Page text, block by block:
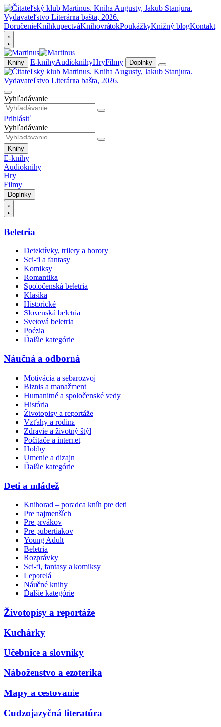
DoručenieKníhkupectváKnihovrátokPoukážkyKnižný blogKontakt
Knihy E-knihyAudioknihyHryFilmy Doplnky
Vyhľadávanie
Prihlásiť
Vyhľadávanie
Knihy
E-knihy
Audioknihy
Hry
Filmy
Doplnky
Beletria
Detektívky, trilery a horory
Sci-fi a fantasy
Komiksy
Romantika
Spoločenská beletria
Klasika
Historické
Slovenská beletria
Svetová beletria
Poézia
Ďalšie kategórie
Náučná a odborná
Motivácia a sebarozvoj
Biznis a manažment
Humanitné a spoločenské vedy
História
Životopisy a reportáže
Vzťahy a rodina
Zdravie a životný štýl
Počítače a internet
Hobby
Umenie a dizajn
Ďalšie kategórie
Deti a mládež
Knihorad – poradca kníh pre deti
Pre najmenších
Pre prvákov
Pre pubertiakov
Young Adult
Beletria
Rozprávky
Sci-fi, fantasy a komiksy
Leporelá
Náučné knihy
Ďalšie kategórie
Životopisy a reportáže
Kuchárky
Učebnice a slovníky
Náboženstvo a ezoterika
Mapy a cestovanie
Cudzojazyčná literatúra